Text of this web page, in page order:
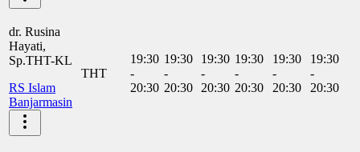
dr. Rusina
Hayati,
Sp.THT-KL
RS Islam
Banjarmasin
THT
19:30
-
20:30
19:30
-
20:30
19:30
-
20:30
19:30
-
20:30
19:30
-
20:30
19:30
-
20:30